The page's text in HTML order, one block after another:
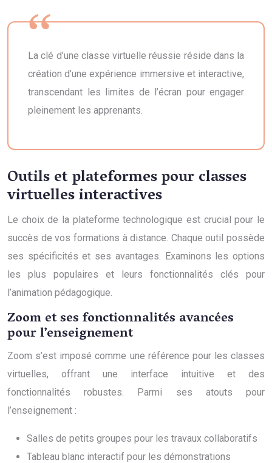
La clé d’une classe virtuelle réussie réside dans la
création d’une expérience immersive et interactive,
transcendant les limites de l’écran pour engager
pleinement les apprenants.
Outils et plateformes pour classes
virtuelles interactives
Le choix de la plateforme technologique est crucial pour le
succès de vos formations à distance. Chaque outil possède
ses spécificités et ses avantages. Examinons les options
les plus populaires et leurs fonctionnalités clés pour
l’animation pédagogique.
Zoom et ses fonctionnalités avancées
pour l’enseignement
Zoom s’est imposé comme une référence pour les classes
virtuelles, offrant une interface intuitive et des
fonctionnalités robustes. Parmi ses atouts pour
l’enseignement :
Salles de petits groupes pour les travaux collaboratifs
Tableau blanc interactif pour les démonstrations